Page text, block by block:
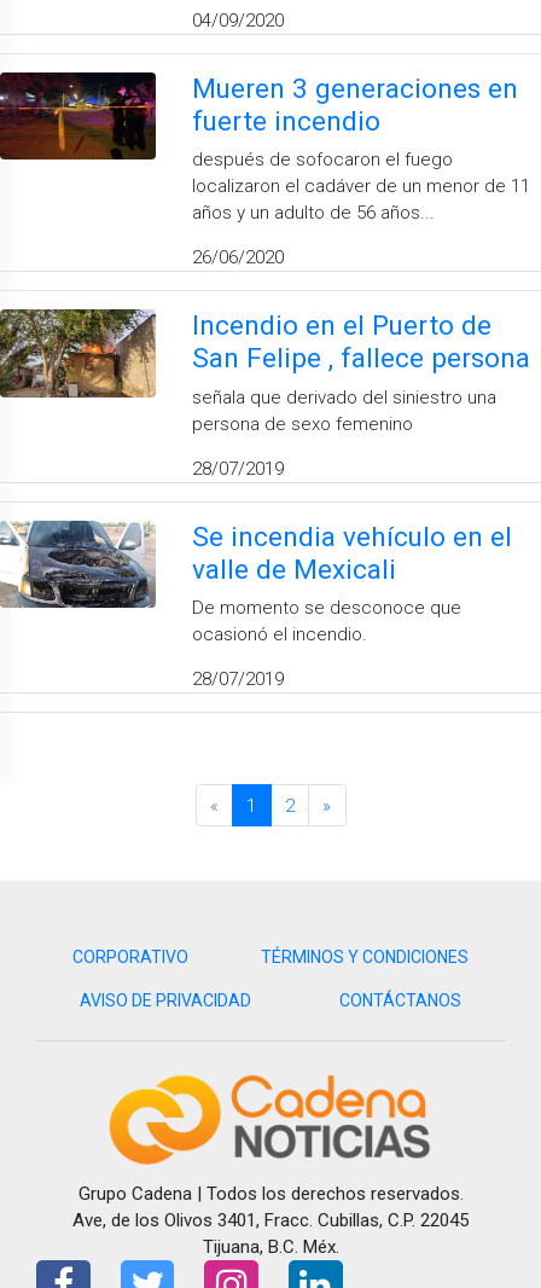
04/09/2020
Mueren 3 generaciones en
fuerte incendio
después de sofocaron el fuego
localizaron el cadáver de un menor de 11
años y un adulto de 56 años...
26/06/2020
Incendio en el Puerto de
San Felipe , fallece persona
señala que derivado del siniestro una
persona de sexo femenino
28/07/2019
Se incendia vehículo en el
valle de Mexicali
De momento se desconoce que
ocasionó el incendio.
28/07/2019
« 1 2 »
CORPORATIVO TÉRMINOS Y CONDICIONES
AVISO DE PRIVACIDAD CONTÁCTANOS
Grupo Cadena | Todos los derechos reservados.
Ave, de los Olivos 3401, Fracc. Cubillas, C.P. 22045
Tijuana, B.C. Méx.